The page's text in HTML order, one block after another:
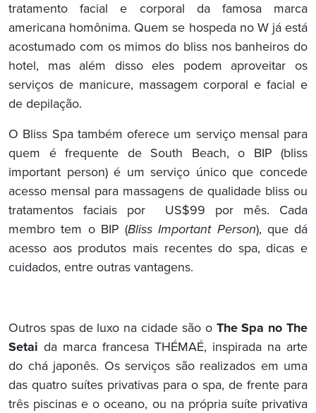
tratamento facial e corporal da famosa marca
americana homônima. Quem se hospeda no W já está
acostumado com os mimos do bliss nos banheiros do
hotel, mas além disso eles podem aproveitar os
serviços de manicure, massagem corporal e facial e
de depilação.
O Bliss Spa também oferece um serviço mensal para
quem é frequente de South Beach, o BIP (bliss
important person) é um serviço único que concede
acesso mensal para massagens de qualidade bliss ou
tratamentos faciais por US$99 por mês. Cada
membro tem o BIP (Bliss Important Person), que dá
acesso aos produtos mais recentes do spa, dicas e
cuidados, entre outras vantagens.
Outros spas de luxo na cidade são o The Spa no The
Setai da marca francesa THÉMAÉ, inspirada na arte
do chá japonês. Os serviços são realizados em uma
das quatro suítes privativas para o spa, de frente para
três piscinas e o oceano, ou na própria suíte privativa